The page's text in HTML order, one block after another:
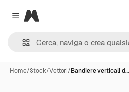
Close menu
Magnific
Home/Stock/Vettori/Bandiere verticali d…